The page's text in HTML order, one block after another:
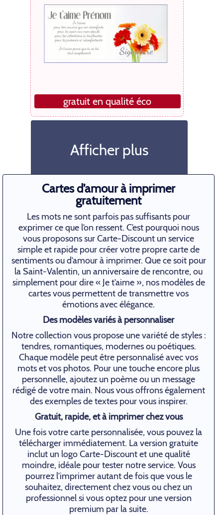
gratuit en qualité éco
Afficher plus
Cartes d’amour à imprimer
gratuitement
Les mots ne sont parfois pas suffisants pour
exprimer ce que l’on ressent. C’est pourquoi nous
vous proposons sur Carte-Discount un service
simple et rapide pour créer votre propre carte de
sentiments ou d’amour à imprimer. Que ce soit pour
la Saint-Valentin, un anniversaire de rencontre, ou
simplement pour dire « Je t’aime », nos modèles de
cartes vous permettent de transmettre vos
émotions avec élégance.
Des modèles variés à personnaliser
Notre collection vous propose une variété de styles :
tendres, romantiques, modernes ou poétiques.
Chaque modèle peut être personnalisé avec vos
mots et vos photos. Pour une touche encore plus
personnelle, ajoutez un poème ou un message
rédigé de votre main. Nous vous offrons également
des exemples de textes pour vous inspirer.
Gratuit, rapide, et à imprimer chez vous
Une fois votre carte personnalisée, vous pouvez la
télécharger immédiatement. La version gratuite
inclut un logo Carte-Discount et une qualité
moindre, idéale pour tester notre service. Vous
pourrez l’imprimer autant de fois que vous le
souhaitez, directement chez vous ou chez un
professionnel si vous optez pour une version
premium par la suite.